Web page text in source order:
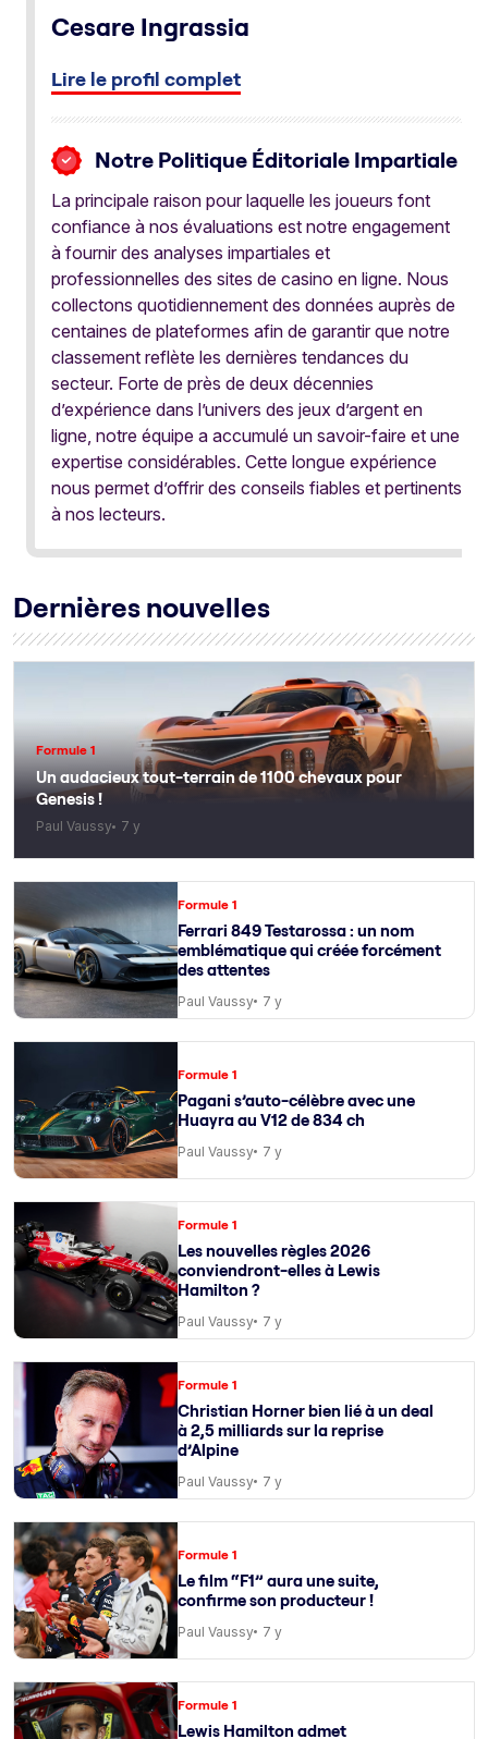
Cesare Ingrassia
Lire le profil complet
Notre Politique Éditoriale Impartiale
La principale raison pour laquelle les joueurs font
confiance à nos évaluations est notre engagement
à fournir des analyses impartiales et
professionnelles des sites de casino en ligne. Nous
collectons quotidiennement des données auprès de
centaines de plateformes afin de garantir que notre
classement reflète les dernières tendances du
secteur. Forte de près de deux décennies
d’expérience dans l’univers des jeux d’argent en
ligne, notre équipe a accumulé un savoir-faire et une
expertise considérables. Cette longue expérience
nous permet d’offrir des conseils fiables et pertinents
à nos lecteurs.
Dernières nouvelles
Formule 1
Un audacieux tout-terrain de 1100 chevaux pour
Genesis !
Paul Vaussy 7 y
Formule 1
Ferrari 849 Testarossa : un nom
emblématique qui créée forcément
des attentes
Paul Vaussy 7 y
Formule 1
Pagani s’auto-célèbre avec une
Huayra au V12 de 834 ch
Paul Vaussy 7 y
Formule 1
Les nouvelles règles 2026
conviendront-elles à Lewis
Hamilton ?
Paul Vaussy 7 y
Formule 1
Christian Horner bien lié à un deal
à 2,5 milliards sur la reprise
d’Alpine
Paul Vaussy 7 y
Formule 1
Le film “F1” aura une suite,
confirme son producteur !
Paul Vaussy 7 y
Formule 1
Lewis Hamilton admet